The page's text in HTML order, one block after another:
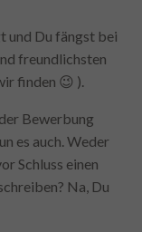
und Du fängst bei
freundlichsten
finden 😉 ).
Bewerbung
es auch. Weder
Schluss einen
Na, Du